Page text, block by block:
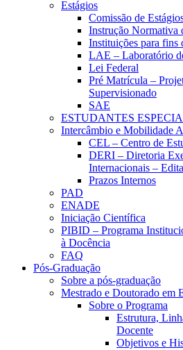
Estágios
Comissão de
Instrução Normativa
Instituições para fins
LAE – Laboratório
Lei Federal
Pré Matrícula –
Supervisionado
SAE
ESTUDANTES
Intercâmbio e Mobilidade
CEL – Centro de
DERI – Diretoria
Internacionais –
Prazos Internos
PAD
ENADE
Iniciação Científica
PIBID – Programa
à Docência
FAQ
Pós-Graduação
Sobre a pós-graduação
Mestrado e Doutorado em
Sobre o Programa
Estrutura,
Docente
Objetivos e